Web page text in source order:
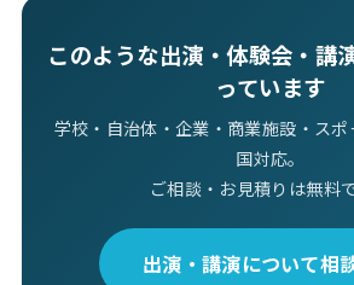
このような出演・体験会・講
っています
学校・自治体・企業・商業施設・ス
国対応。
ご相談・お見積りは無料で
出演・講演について相